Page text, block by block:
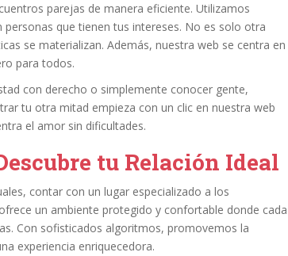
parejas de manera eficiente. Utilizamos
que tienen tus intereses. No es solo otra
se materializan. Además, nuestra web se centra en
para todos.
con derecho o simplemente conocer gente,
tu otra mitad empieza con un clic en nuestra web
el amor sin dificultades.
tu Relación Ideal
contar con un lugar especializado a los
un ambiente protegido y confortable donde cada
Con sofisticados algoritmos, promovemos la
experiencia enriquecedora.